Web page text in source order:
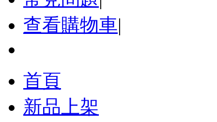
查看購物車|
首頁
新品上架